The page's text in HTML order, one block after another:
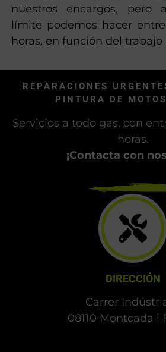
Y, recuerda, si
pintura de motos Sitges
urgente, podemos
límite podemos hacer
REPARACIONES
Servicios a todo gas, con
¡Contacta con